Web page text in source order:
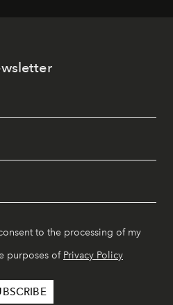
to the processing of my
purposes of Privacy Policy